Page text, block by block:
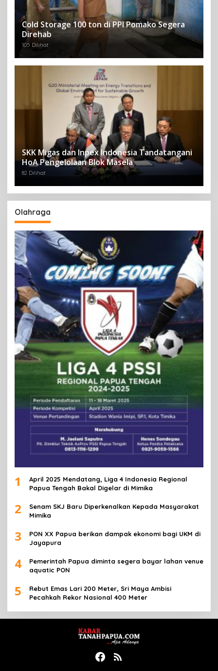
Cold Storage 100 ton di PPI Pomako Segera
Direhab
105 Dilihat
SKK Migas dan Inpex Indonesia Tandatangani
HoA Pengelolaan Blok Masela
82 Dilihat
Olahraga
1
April 2025 Mendatang, Liga 4 Indonesia Regional
Papua Tengah Bakal Digelar di Mimika
2
Senam SKJ Baru Diperkenalkan Kepada Masyarakat
Mimika
3
PON XX Papua berikan dampak ekonomi bagi UKM di
Jayapura
4
Pemerintah Papua diminta segera bayar lahan venue
aquatic PON
5
Rebut Emas Lari 200 Meter, Sri Maya Ambisi
Pecahkah Rekor Nasional 400 Meter